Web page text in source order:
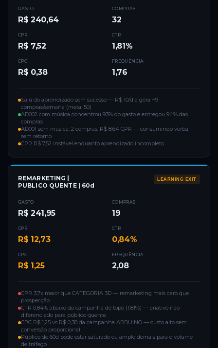
GASTO
R$ 240,64
COMPRAS
32
CPR
R$ 7,52
CTR
1,81%
CPC
R$ 0,38
FREQUÊNCIA
1,76
Saiu do aprendizado sem sucesso — R$ 10/dia gera ~9
compras/semana (meta: 50)
AD002 com música concentrou 93% do gasto e entregou 94% das
compras
AD001 sem música: 2 compras, R$ 8,64 CPR — consumindo verba
sem retorno
CPR R$ 7,52 instável enquanto aprendizado incompleto
REMARKETING |
PUBLICO QUENTE | 60d
LEARNING EXIT
GASTO
R$ 241,95
COMPRAS
19
CPR
R$ 12,73
CTR
0,84%
CPC
R$ 1,25
FREQUÊNCIA
2,08
CPR 3,7x maior que CATEGORIA 3D — remarketing mais caro que
prospecção
CTR 0,84% abaixo da campanha de topo (1,81%) — criativo não
diferenciado para público quente
CPC R$ 1,25 vs R$ 0,38 da campanha ARDUINO — custo alto sem
conversão proporcional
Público de 60d pode estar saturado ou amplo demais para o volume
de tráfego